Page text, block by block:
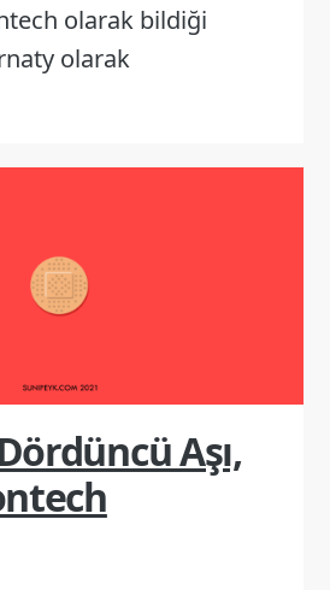
olarak bildiği
olarak
Aşı,